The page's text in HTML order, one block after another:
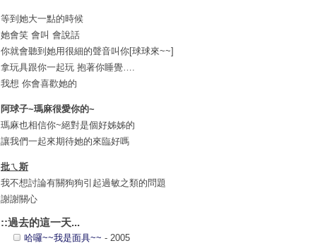
等到她大一點的時候
她會笑 會叫 會說話
你就會聽到她用很細的聲音叫你[球球來~~]
拿玩具跟你一起玩 抱著你睡覺….
我想 你會喜歡她的
阿球子~瑪麻很愛你的~
瑪麻也相信你~絕對是個好姊姊的
讓我們一起來期待她的來臨好嗎
批ㄟ斯
我不想討論有關狗狗引起過敏之類的問題
謝謝關心
::過去的這一天...
哈囉~~我是面具~~ - 2005